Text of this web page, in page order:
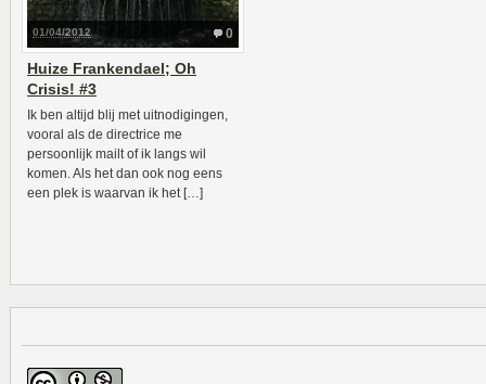
0
01/04/2012
Huize Frankendael; Oh
Crisis! #3
Ik ben altijd blij met uitnodigingen,
vooral als de directrice me
persoonlijk mailt of ik langs wil
komen. Als het dan ook nog eens
een plek is waarvan ik het […]